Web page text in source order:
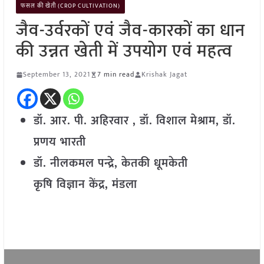
फसल की खेती (CROP CULTIVATION)
जैव-उर्वरकों एवं जैव-कारकों का धान
की उन्नत खेती में उपयोग एवं महत्व
September 13, 2021 7 min read Krishak Jagat
डॉ. आर. पी. अहिरवार ,डॉ. विशाल मेश्राम, डॉ.
प्रणय भारती
डॉ. नीलकमल पन्द्रे, केतकी धूमकेती
कृषि विज्ञान केंद्र, मंडला